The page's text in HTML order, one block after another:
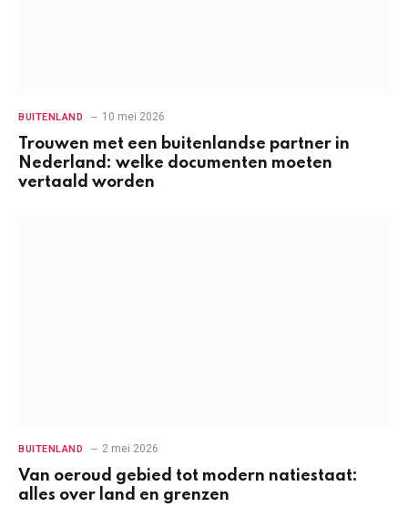
BUITENLAND 10 mei 2026
Trouwen met een buitenlandse partner in
Nederland: welke documenten moeten
vertaald worden
BUITENLAND 2 mei 2026
Van oeroud gebied tot modern natiestaat:
alles over land en grenzen